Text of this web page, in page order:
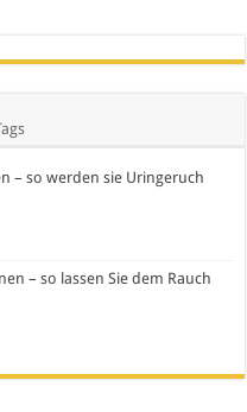
– so werden sie Uringeruch
– so lassen Sie dem Rauch